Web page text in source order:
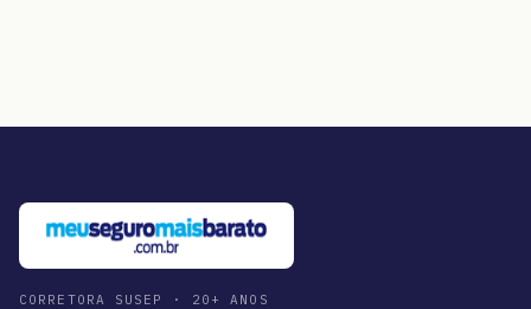
CORRETORA SUSEP · 20+ ANOS